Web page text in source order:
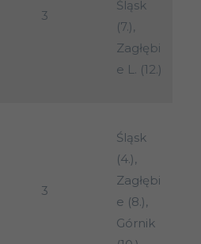
3
Śląsk
(7.),
Zagłębi
e L. (12.)
3
Śląsk
(4.),
Zagłębi
e (8.),
Górnik